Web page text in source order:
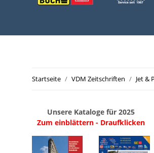
Startseite VDM Zeitschriften Jet &
Unsere Kataloge für 2025
Zum einblättern - Draufklicken